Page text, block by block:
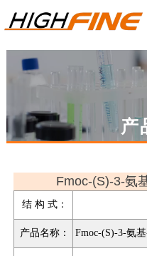
产
Fmoc-(S)-3-氨
结 构 式：
产品名称： Fmoc-(S)-3-氨